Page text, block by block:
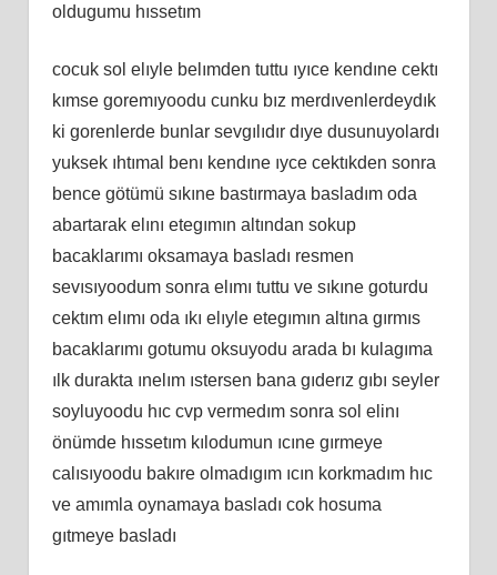
oldugumu hıssetım
cocuk sol elıyle belımden tuttu ıyıce kendıne cektı
kımse goremıyoodu cunku bız merdıvenlerdeydık
ki gorenlerde bunlar sevgılıdır dıye dusunuyolardı
yuksek ıhtımal benı kendıne ıyce cektıkden sonra
bence götümü sıkıne bastırmaya basladım oda
abartarak elını etegımın altından sokup
bacaklarımı oksamaya basladı resmen
sevısıyoodum sonra elımı tuttu ve sıkıne goturdu
cektım elımı oda ıkı elıyle etegımın altına gırmıs
bacaklarımı gotumu oksuyodu arada bı kulagıma
ılk durakta ınelım ıstersen bana gıderız gıbı seyler
soyluyoodu hıc cvp vermedım sonra sol elinı
önümde hıssetım kılodumun ıcıne gırmeye
calısıyoodu bakıre olmadıgım ıcın korkmadım hıc
ve amımla oynamaya basladı cok hosuma
gıtmeye basladı